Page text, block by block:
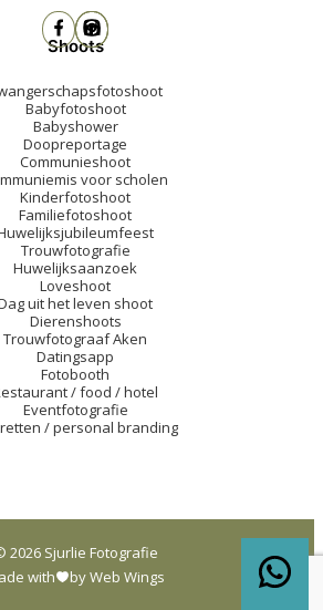
Shoots
Babyfotoshoot
Babyshower
Doopreportage
Communieshoot
voor scholen
Kinderfotoshoot
Familiefotoshoot
Trouwfotografie
Huwelijksaanzoek
Loveshoot
uit het leven shoot
Dierenshoots
Trouwfotograaf Aken
Datingsapp
Fotobooth
/ food / hotel
Eventfotografie
/ personal branding
2026 Sjurlie Fotografie
with
by Web Wings